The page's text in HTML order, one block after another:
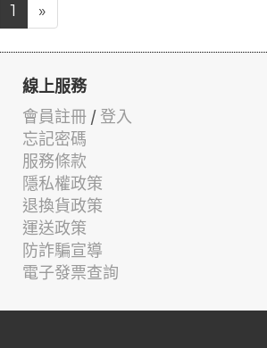
1 »
線上服務
會員註冊 / 登入
忘記密碼
服務條款
隱私權政策
退換貨政策
運送政策
防詐騙宣導
電子發票查詢